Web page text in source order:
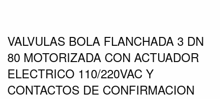
VALVULAS BOLA FLANCHADA 3 DN
80 MOTORIZADA CON ACTUADOR
ELECTRICO 110/220VAC Y
CONTACTOS DE CONFIRMACION